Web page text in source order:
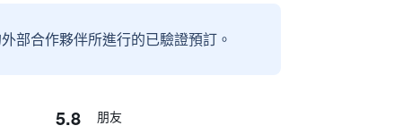
部合作夥伴所進行的已驗證預訂。
5.8 朋友